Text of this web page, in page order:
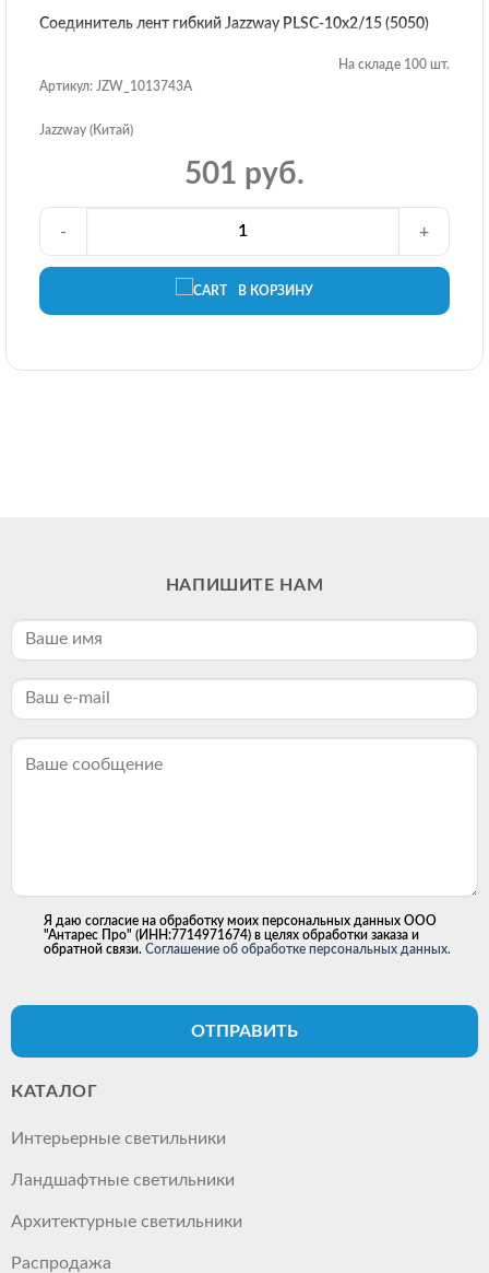
Соединитель лент гибкий Jazzway PLSC-10x2/15 (5050)
На складе 100 шт.
Артикул: JZW_1013743A
Jazzway (Китай)
501 руб.
В КОРЗИНУ
- +
НАПИШИТЕ НАМ
Я даю согласие на обработку моих персональных данных ООО
"Антарес Про" (ИНН:7714971674) в целях обработки заказа и
обратной связи. Соглашение об обработке персональных данных.
ОТПРАВИТЬ
КАТАЛОГ
Интерьерные светильники
Ландшафтные светильники
Архитектурные светильники
Распродажа